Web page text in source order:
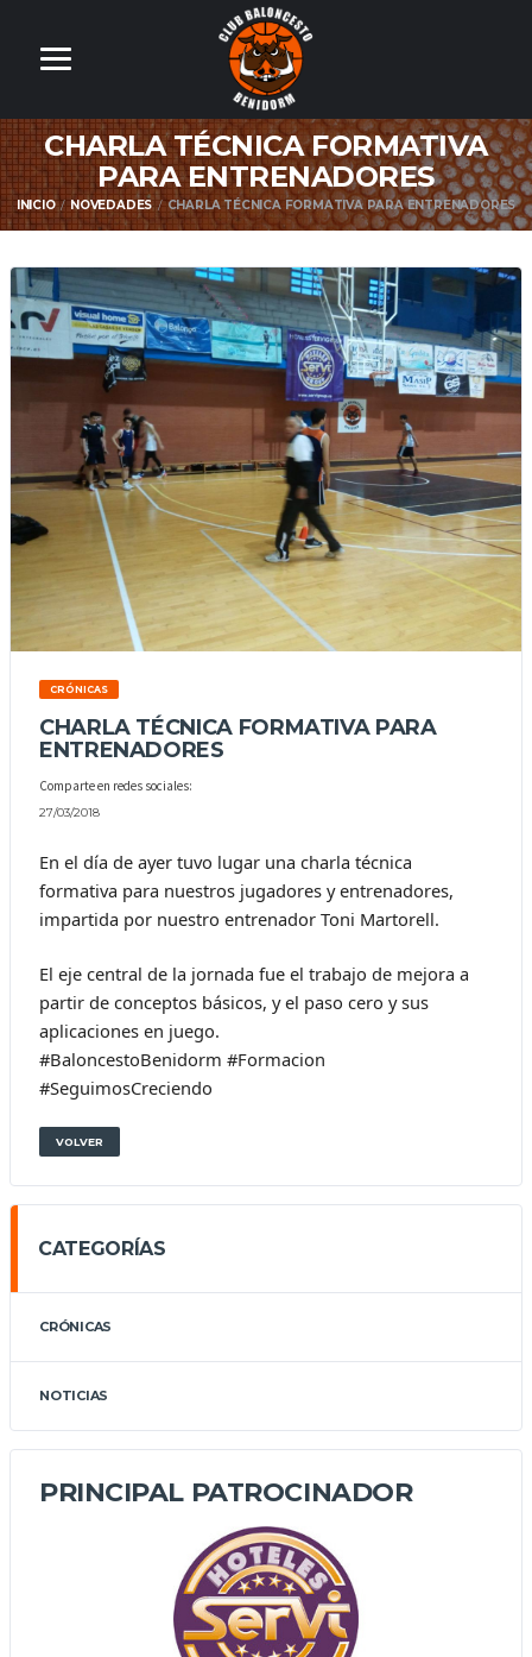
CHARLA TÉCNICA FORMATIVA
PARA ENTRENADORES
INICIO NOVEDADES CHARLA TÉCNICA FORMATIVA PARA ENTRENADORES
CRÓNICAS
CHARLA TÉCNICA FORMATIVA PARA
ENTRENADORES
Comparte en redes sociales:
27/03/2018
En el día de ayer tuvo lugar una charla técnica
formativa para nuestros jugadores y entrenadores,
impartida por nuestro entrenador Toni Martorell.
El eje central de la jornada fue el trabajo de mejora a
partir de conceptos básicos, y el paso cero y sus
aplicaciones en juego.
#BaloncestoBenidorm #Formacion
#SeguimosCreciendo
VOLVER
CATEGORÍAS
CRÓNICAS
NOTICIAS
PRINCIPAL PATROCINADOR